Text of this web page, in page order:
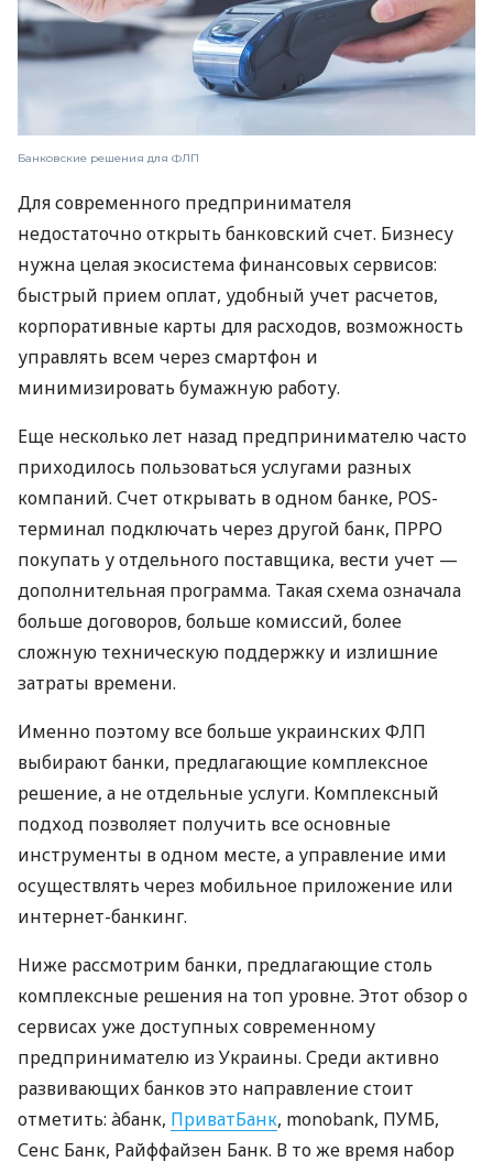
Банковские решения для ФЛП
Для современного предпринимателя
недостаточно открыть банковский счет. Бизнесу
нужна целая экосистема финансовых сервисов:
быстрый прием оплат, удобный учет расчетов,
корпоративные карты для расходов, возможность
управлять всем через смартфон и
минимизировать бумажную работу.
Еще несколько лет назад предпринимателю часто
приходилось пользоваться услугами разных
компаний. Счет открывать в одном банке, POS-
терминал подключать через другой банк, ПРРО
покупать у отдельного поставщика, вести учет —
дополнительная программа. Такая схема означала
больше договоров, больше комиссий, более
сложную техническую поддержку и излишние
затраты времени.
Именно поэтому все больше украинских ФЛП
выбирают банки, предлагающие комплексное
решение, а не отдельные услуги. Комплексный
подход позволяет получить все основные
инструменты в одном месте, а управление ими
осуществлять через мобильное приложение или
интернет-банкинг.
Ниже рассмотрим банки, предлагающие столь
комплексные решения на топ уровне. Этот обзор о
сервисах уже доступных современному
предпринимателю из Украины. Среди активно
развивающих банков это направление стоит
отметить: àбанк, ПриватБанк, monobank, ПУМБ,
Сенс Банк, Райффайзен Банк. В то же время набор